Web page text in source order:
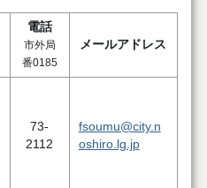
電話
市外局
番0185
メールアドレス
73-
2112
fsoumu@city.n
oshiro.lg.jp